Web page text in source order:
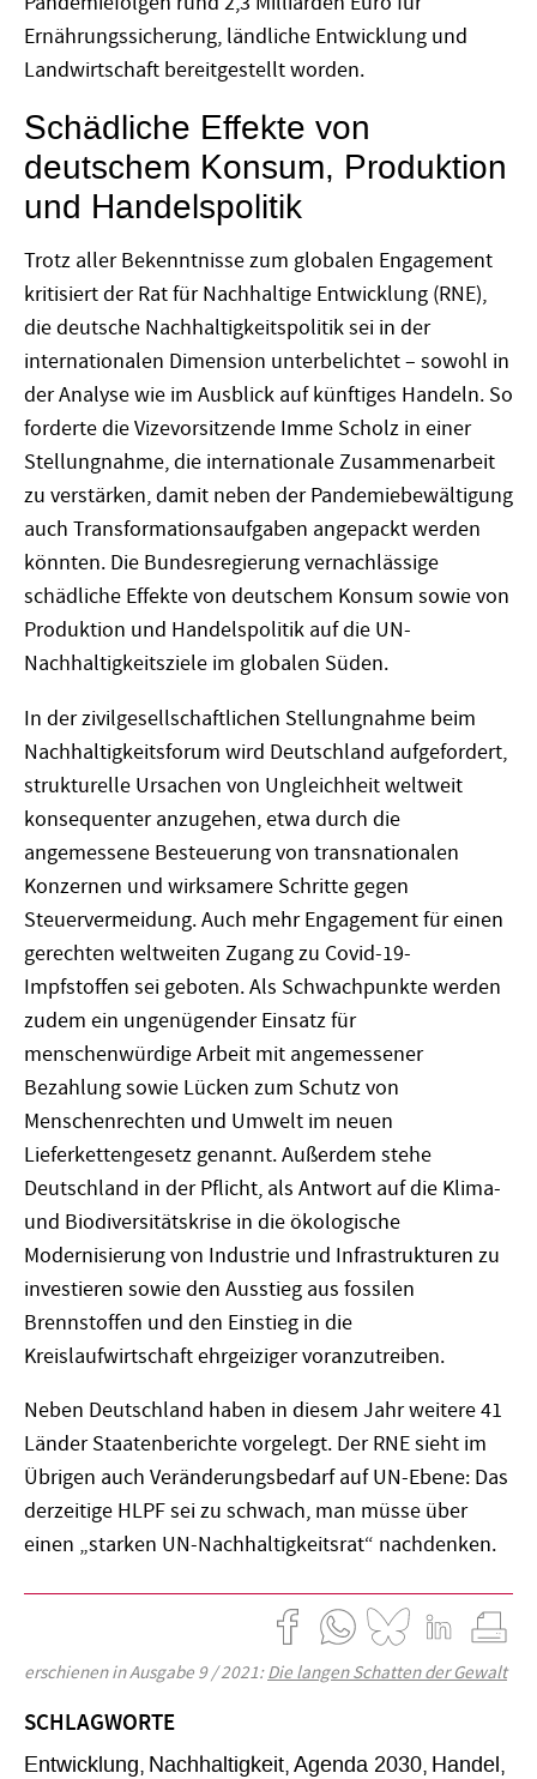
Ernährungssicherung, ländliche Entwicklung und
Landwirtschaft bereitgestellt worden.
Schädliche Effekte von
deutschem Konsum, Produktion
und Handelspolitik
Trotz aller Bekenntnisse zum globalen Engagement
kritisiert der Rat für Nachhaltige Entwicklung (RNE),
die deutsche Nachhaltigkeitspolitik sei in der
internationalen Dimension unterbelichtet – sowohl in
der Analyse wie im Ausblick auf künftiges Handeln. So
forderte die Vizevorsitzende Imme Scholz in einer
Stellungnahme, die internationale Zusammenarbeit
zu verstärken, damit neben der Pandemiebewältigung
auch Transformationsaufgaben angepackt werden
könnten. Die Bundesregierung vernachlässige
schädliche Effekte von deutschem Konsum sowie von
Produktion und Handelspolitik auf die UN-
Nachhaltigkeitsziele im globalen Süden.
In der zivilgesellschaftlichen Stellungnahme beim
Nachhaltigkeitsforum wird Deutschland aufgefordert,
strukturelle Ursachen von Ungleichheit weltweit
konsequenter anzugehen, etwa durch die
angemessene Besteuerung von transnationalen
Konzernen und wirksamere Schritte gegen
Steuervermeidung. Auch mehr Engagement für einen
gerechten weltweiten Zugang zu Covid-19-
Impfstoffen sei geboten. Als Schwachpunkte werden
zudem ein ungenügender Einsatz für
menschenwürdige Arbeit mit angemessener
Bezahlung sowie Lücken zum Schutz von
Menschenrechten und Umwelt im neuen
Lieferkettengesetz genannt. Außerdem stehe
Deutschland in der Pflicht, als Antwort auf die Klima-
und Biodiversitätskrise in die ökologische
Modernisierung von Industrie und Infrastrukturen zu
investieren sowie den Ausstieg aus fossilen
Brennstoffen und den Einstieg in die
Kreislaufwirtschaft ehrgeiziger voranzutreiben.
Neben Deutschland haben in diesem Jahr weitere 41
Länder Staatenberichte vorgelegt. Der RNE sieht im
Übrigen auch Veränderungsbedarf auf UN-Ebene: Das
derzeitige HLPF sei zu schwach, man müsse über
einen „starken UN-Nachhaltigkeitsrat“ nachdenken.
erschienen in Ausgabe 9 / 2021:Die langen Schatten der Gewalt
SCHLAGWORTE
Entwicklung Nachhaltigkeit Agenda 2030 Handel